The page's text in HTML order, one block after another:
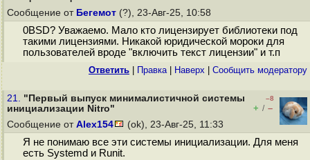
Сообщение от Бегемот (?), 23-Авг-25, 10:58
0BSD? Уважаемо. Мало кто лицензирует библиотеки под
такими лицензиями. Никакой юридической мороки для
пользователей вроде "включить текст лицензии" и т.п
Ответить Правка| Наверх Cообщить модератору
21. "Первый выпуск минималистичной системы
инициализации Nitro"
–8
+ / –
Сообщение от Alex154 (ok), 23-Авг-25, 11:33
Я не понимаю все эти системы инициализации. Для меня
есть Systemd и Runit.